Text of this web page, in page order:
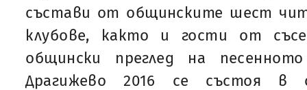
състави от общинските шест
клубове, както и гости от
общински преглед на
Драгижево 2016 се състоя в